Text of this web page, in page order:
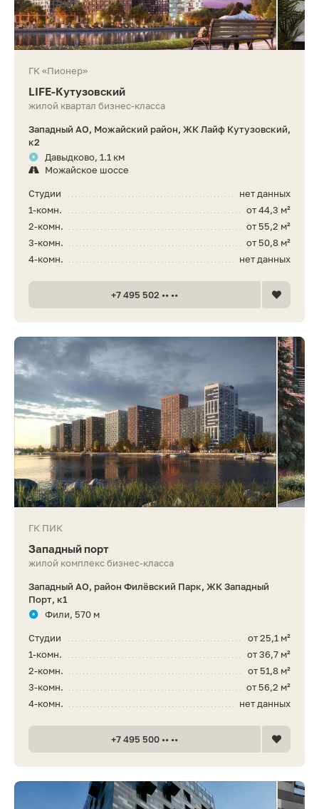
ГК «Пионер»
LIFE-Кутузовский
жилой квартал бизнес-класса
Западный АО, Можайский район, ЖК Лайф Кутузовский,
к2
Давыдково, 1.1 км
Можайское шоссе
нет данных
Студии
от 44,3 м²
1-комн.
от 55,2 м²
2-комн.
от 50,8 м²
3-комн.
нет данных
4-комн.
+7 495 502 •• ••
ГК ПИК
Западный порт
жилой комплекс бизнес-класса
Западный АО, район Филёвский Парк, ЖК Западный
Порт, к1
Фили, 570 м
от 25,1 м²
Студии
от 36,7 м²
1-комн.
от 51,8 м²
2-комн.
от 56,2 м²
3-комн.
нет данных
4-комн.
+7 495 500 •• ••